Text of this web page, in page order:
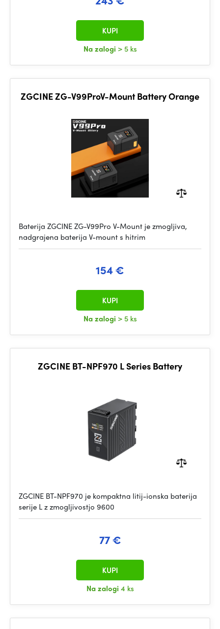
Na zalogi > 5 ks
KUPI
ZGCINE ZG-V99ProV-Mount Battery Orange
Baterija ZGCINE ZG-V99Pro V-Mount je zmogljiva,
nadgrajena baterija V-mount s hitrim
154 €
Na zalogi > 5 ks
KUPI
ZGCINE BT-NPF970 L Series Battery
ZGCINE BT-NPF970 je kompaktna litij-ionska baterija
serije L z zmogljivostjo 9600
77 €
Na zalogi 4 ks
KUPI